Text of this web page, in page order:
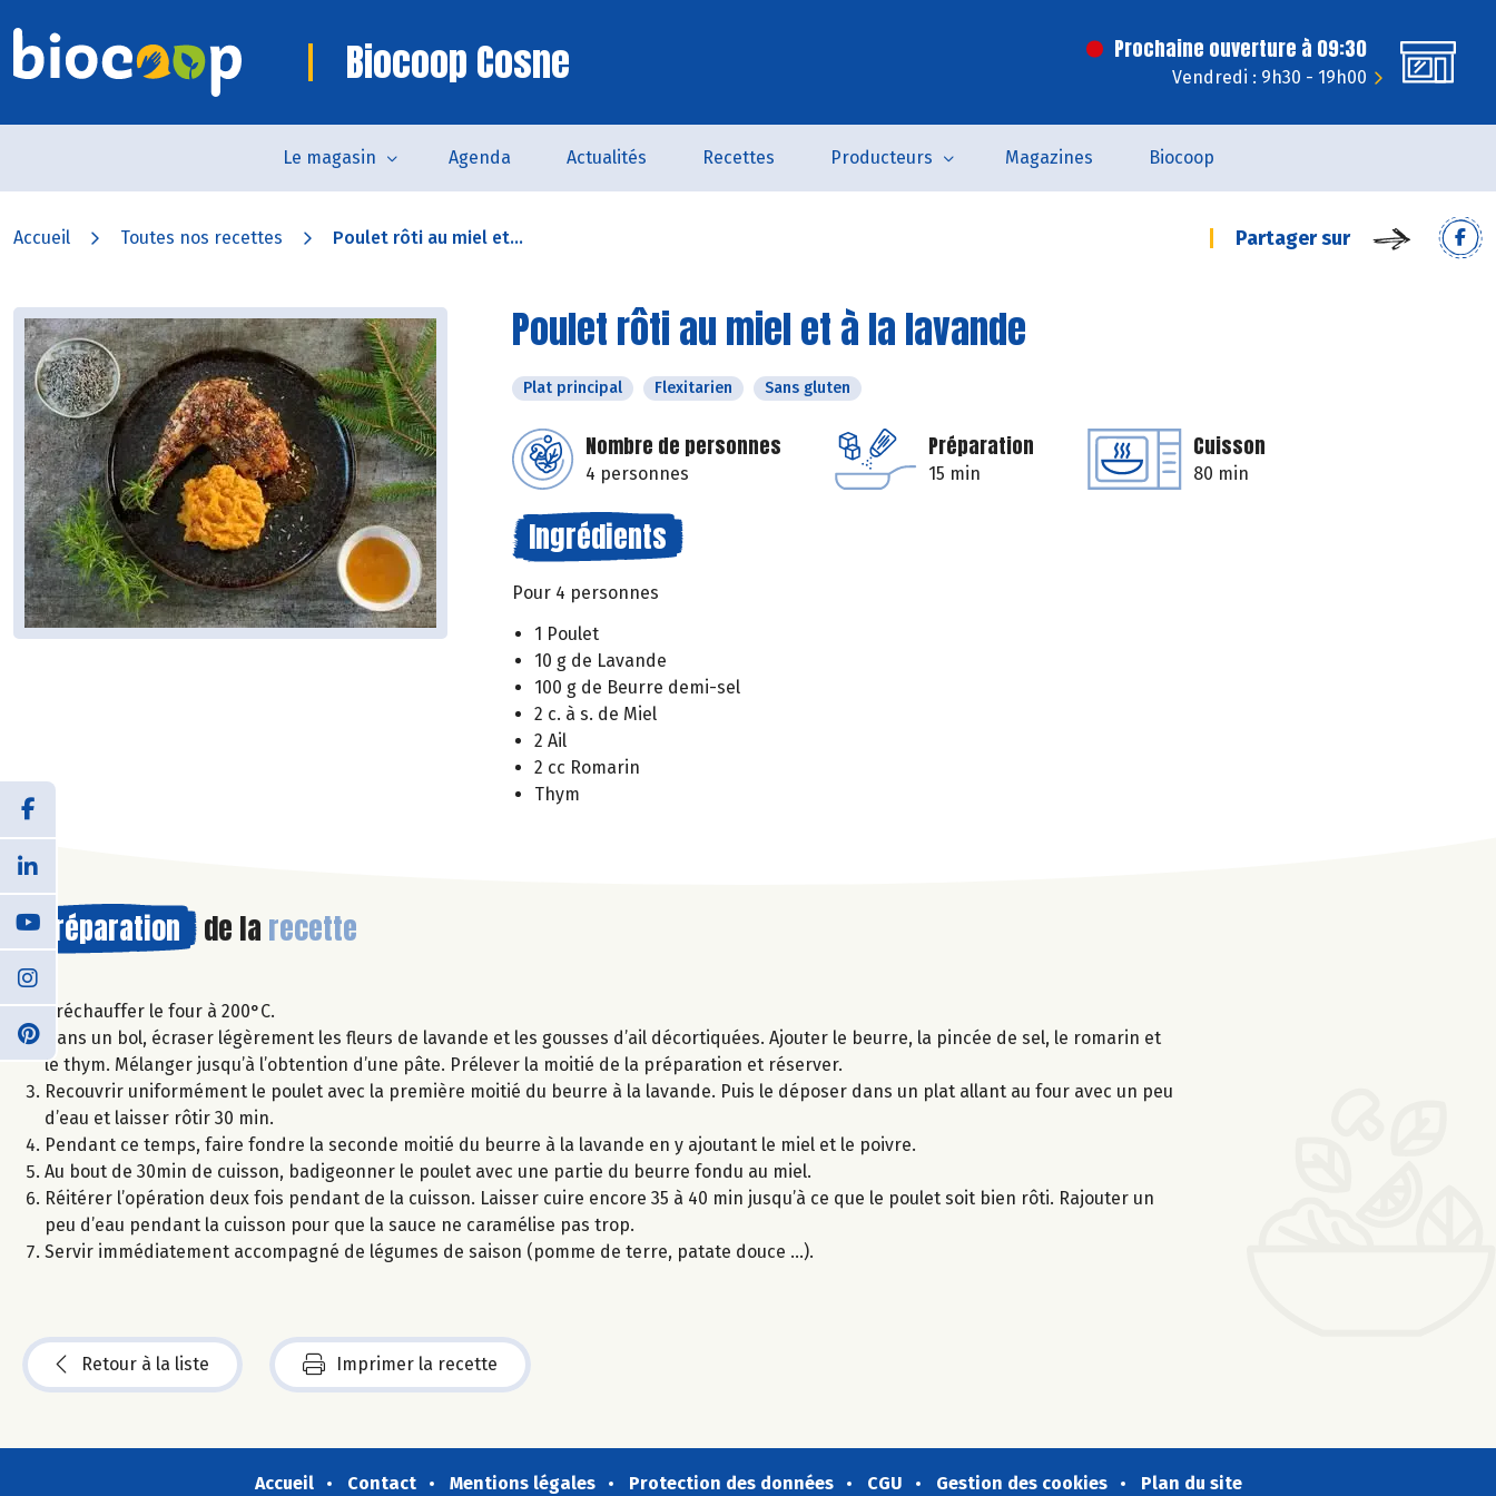
Biocoop Cosne Prochaine ouverture à 09:30
Vendredi : 9h30 - 19h00
Le magasin Agenda Actualités Recettes Producteurs Magazines Biocoop
Accueil Toutes nos recettes Poulet rôti au miel et... Partager sur
Poulet rôti au miel et à la lavande
Plat principal Flexitarien Sans gluten
Nombre de personnes
4 personnes
Préparation
15 min
Cuisson
80 min
Ingrédients
Pour 4 personnes
1 Poulet
10 g de Lavande
100 g de Beurre demi-sel
2 c. à s. de Miel
2 Ail
2 cc Romarin
Thym
Préparation de la recette
Préchauffer le four à 200°C.
Dans un bol, écraser légèrement les fleurs de lavande et les gousses d’ail décortiquées. Ajouter le beurre, la pincée de sel, le romarin et
le thym. Mélanger jusqu’à l’obtention d’une pâte. Prélever la moitié de la préparation et réserver.
Recouvrir uniformément le poulet avec la première moitié du beurre à la lavande. Puis le déposer dans un plat allant au four avec un peu
d’eau et laisser rôtir 30 min.
Pendant ce temps, faire fondre la seconde moitié du beurre à la lavande en y ajoutant le miel et le poivre.
Au bout de 30min de cuisson, badigeonner le poulet avec une partie du beurre fondu au miel.
Réitérer l’opération deux fois pendant de la cuisson. Laisser cuire encore 35 à 40 min jusqu’à ce que le poulet soit bien rôti. Rajouter un
peu d’eau pendant la cuisson pour que la sauce ne caramélise pas trop.
Servir immédiatement accompagné de légumes de saison (pomme de terre, patate douce …).
Retour à la liste Imprimer la recette
Accueil Contact Mentions légales Protection des données CGU Gestion des cookies Plan du site